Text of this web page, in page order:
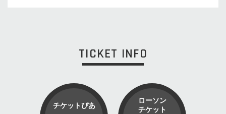
TICKET INFO
チケットぴあ
ローソン
チケット